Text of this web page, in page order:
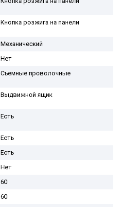
Кнопка розжига на панели
Механический
Нет
Съемные проволочные
Выдвижной ящик
Есть
Есть
Есть
Нет
60
60